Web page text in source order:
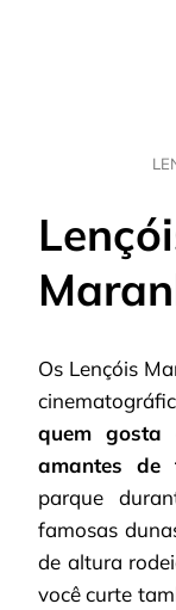
Os Lençóis
quem gosta
amantes de
parque
famosas
de altura
você curte